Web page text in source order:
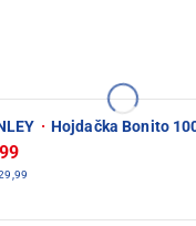
· Hojdačka Bonito